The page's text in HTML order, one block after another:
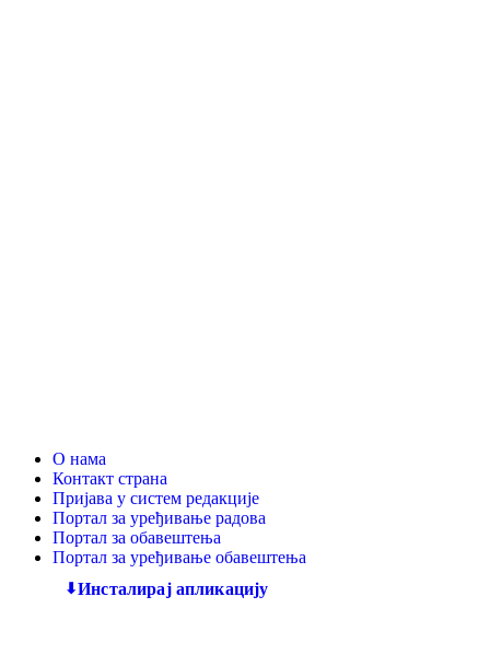
О нама
Контакт страна
Пријава у систем редакције
Портал за уређивање радова
Портал за обавештења
Портал за уређивање обавештења
Инсталирај апликацију